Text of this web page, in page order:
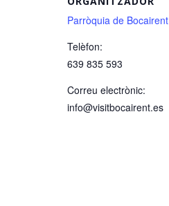
Parròquia de Bocairent
Telèfon:
639 835 593
Correu electrònic:
info@visitbocairent.es